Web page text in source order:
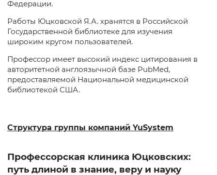
Федерации.
Работы Юцковской Я.А. хранятся в Российской
Государственной библиотеке для изучения
широким кругом пользователей.
Профессор имеет высокий индекс цитирования в
авторитетной англоязычной базе PubMed,
предоставляемой Национальной медицинской
библиотекой США.
Структура группы компаний YuSystem
Профессорская клиника Юцковских:
путь длиной в знание, веру и науку